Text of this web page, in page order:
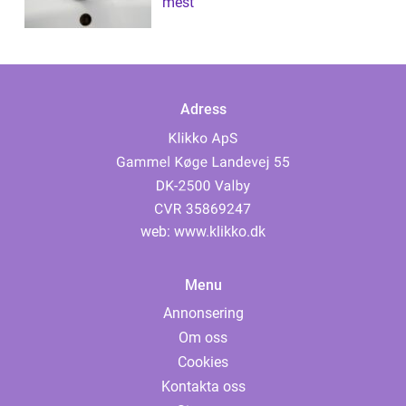
Adress
web: www.klikko.dk
Menu
Annonsering
Om oss
Cookies
Kontakta oss